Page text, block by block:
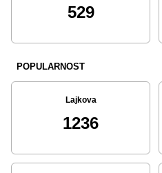
529
POPULARNOST
Lajkova
1236